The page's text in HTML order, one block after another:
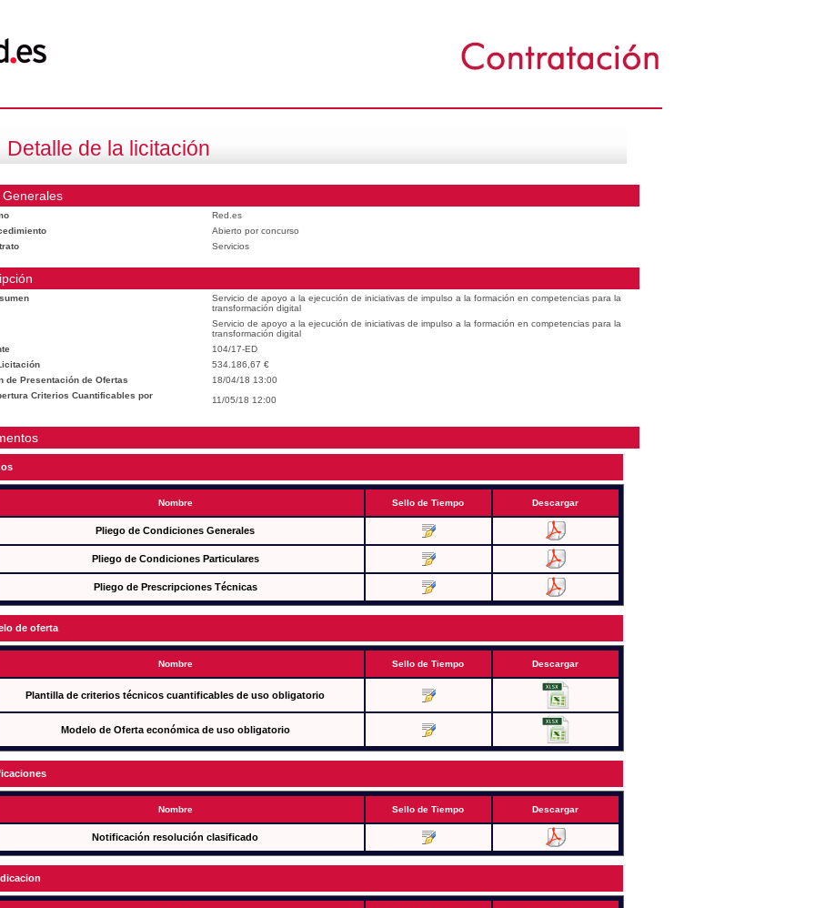
Detalle de la licitación
Generales
Red.es
Abierto por concurso
Servicios
Servicio de apoyo a la ejecución de iniciativas de impulso a la formación en competencias para la
transformación digital
Servicio de apoyo a la ejecución de iniciativas de impulso a la formación en competencias para la
transformación digital
104/17-ED
534.186,67 €
de Presentación de Ofertas
18/04/18 13:00
Criterios Cuantificables por
11/05/18 12:00
Nombre Sello de Tiempo Descargar
Pliego de Condiciones Generales
Pliego de Condiciones Particulares
Pliego de Prescripciones Técnicas
de oferta
Nombre Sello de Tiempo Descargar
Plantilla de criterios técnicos cuantificables de uso obligatorio
Modelo de Oferta económica de uso obligatorio
Nombre Sello de Tiempo Descargar
Notificación resolución clasificado